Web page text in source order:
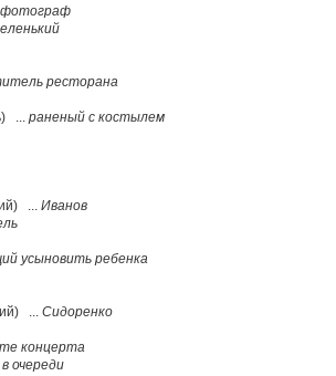
фотограф
ресторана
... раненый с костылем
... Иванов
усыновить ребенка
... Сидоренко
концерта
очереди